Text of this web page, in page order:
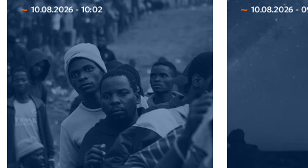
10.08.2026 - 10:02 10.08.2026 -